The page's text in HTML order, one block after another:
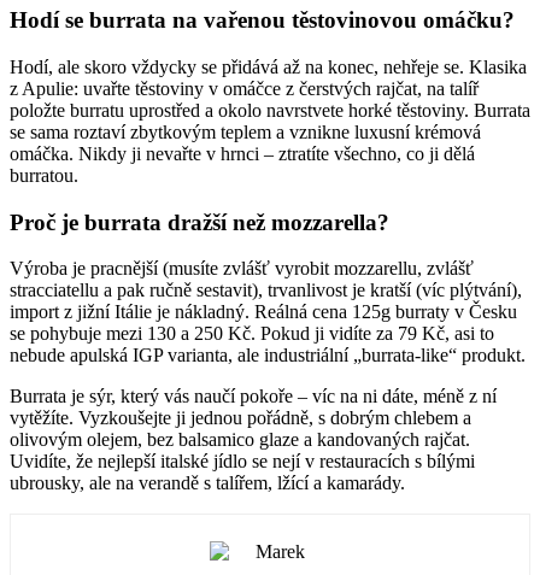
Hodí se burrata na vařenou těstovinovou omáčku?
Hodí, ale skoro vždycky se přidává až na konec, nehřeje se. Klasika
z Apulie: uvařte těstoviny v omáčce z čerstvých rajčat, na talíř
položte burratu uprostřed a okolo navrstvete horké těstoviny. Burrata
se sama roztaví zbytkovým teplem a vznikne luxusní krémová
omáčka. Nikdy ji nevařte v hrnci – ztratíte všechno, co ji dělá
burratou.
Proč je burrata dražší než mozzarella?
Výroba je pracnější (musíte zvlášť vyrobit mozzarellu, zvlášť
stracciatellu a pak ručně sestavit), trvanlivost je kratší (víc plýtvání),
import z jižní Itálie je nákladný. Reálná cena 125g burraty v Česku
se pohybuje mezi 130 a 250 Kč. Pokud ji vidíte za 79 Kč, asi to
nebude apulská IGP varianta, ale industriální „burrata-like“ produkt.
Burrata je sýr, který vás naučí pokoře – víc na ni dáte, méně z ní
vytěžíte. Vyzkoušejte ji jednou pořádně, s dobrým chlebem a
olivovým olejem, bez balsamico glaze a kandovaných rajčat.
Uvidíte, že nejlepší italské jídlo se nejí v restauracích s bílými
ubrousky, ale na verandě s talířem, lžící a kamarády.